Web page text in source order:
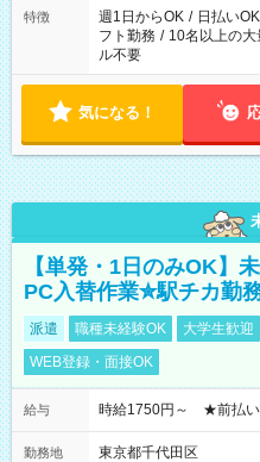
ください！
特徴 週1日からOK / 日払いOK
フト勤務 / 10名以上の大
ル不要
気になる！
【単発・1日のみOK】
PC入替作業✮駅チカ勤
派遣 職種未経験OK 大学生歓迎
WEB登録・面接OK
給与 時給1750円～ ★前払い
勤務地 東京都千代田区